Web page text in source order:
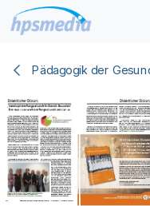
Zum Inhalt springen
Pädagogik der